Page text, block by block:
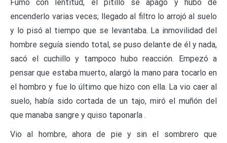
Fumó con lentitud, el pitillo se apagó y hubo de
encenderlo varias veces; llegado al filtro lo arrojó al suelo
y lo pisó al tiempo que se levantaba. La inmovilidad del
hombre seguía siendo total, se puso delante de él y nada,
sacó el cuchillo y tampoco hubo reacción. Empezó a
pensar que estaba muerto, alargó la mano para tocarlo en
el hombro y fue lo último que hizo con ella. La vio caer al
suelo, había sido cortada de un tajo, miró el muñón del
que manaba sangre y quiso taponarla .
Vio al hombre, ahora de pie y sin el sombrero que